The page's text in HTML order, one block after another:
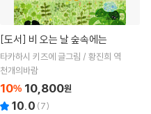
[도서] 비 오는 날 숲속에는
타카하시 키즈에 글그림 / 황진희 역
천개의바람
10% 10,800원
10.0 (7)